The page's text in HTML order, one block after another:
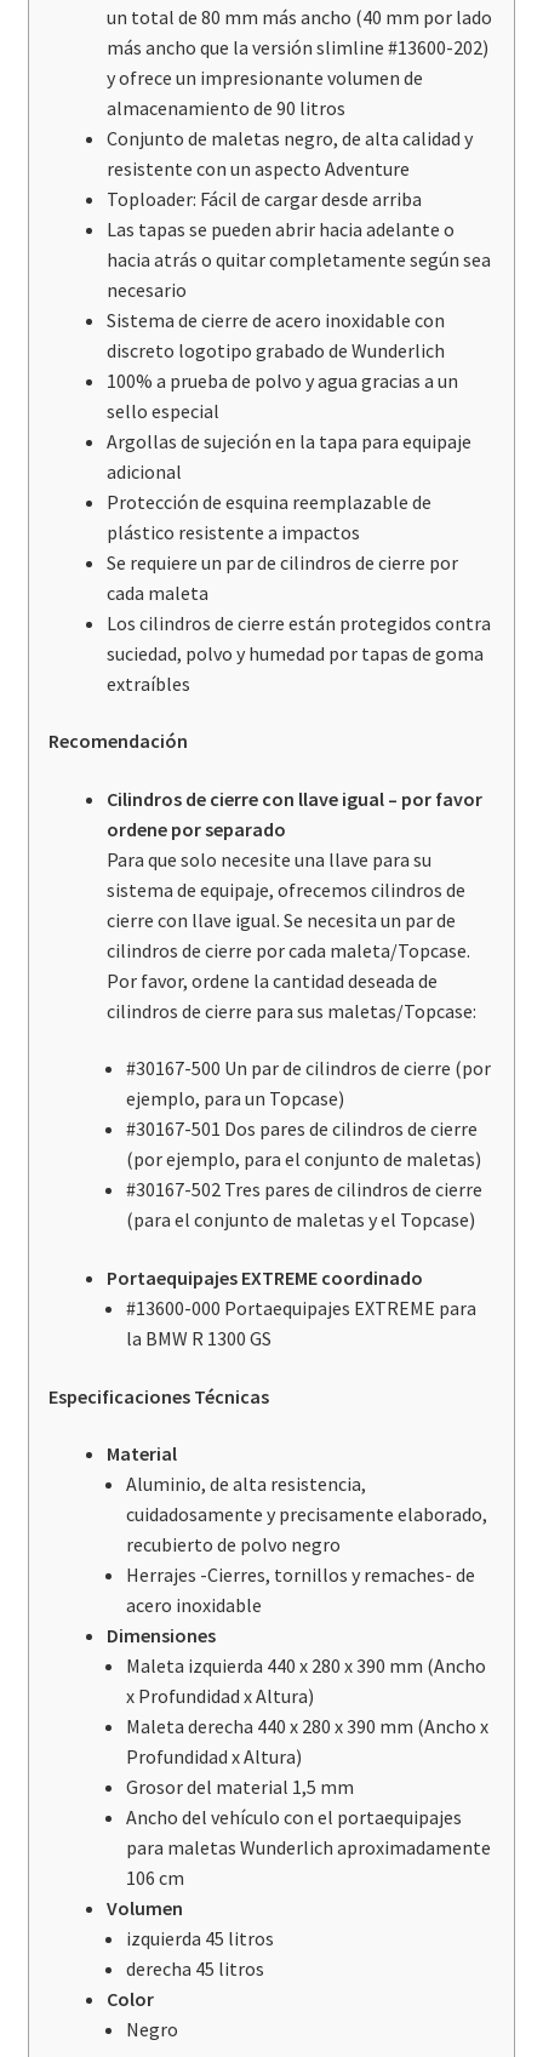
un total de 80 mm más ancho (40 mm por lado
más ancho que la versión slimline #13600-202)
y ofrece un impresionante volumen de
almacenamiento de 90 litros
Conjunto de maletas negro, de alta calidad y
resistente con un aspecto Adventure
Toploader: Fácil de cargar desde arriba
Las tapas se pueden abrir hacia adelante o
hacia atrás o quitar completamente según sea
necesario
Sistema de cierre de acero inoxidable con
discreto logotipo grabado de Wunderlich
100% a prueba de polvo y agua gracias a un
sello especial
Argollas de sujeción en la tapa para equipaje
adicional
Protección de esquina reemplazable de
plástico resistente a impactos
Se requiere un par de cilindros de cierre por
cada maleta
Los cilindros de cierre están protegidos contra
suciedad, polvo y humedad por tapas de goma
extraíbles
Recomendación
Cilindros de cierre con llave igual – por favor
ordene por separado
Para que solo necesite una llave para su
sistema de equipaje, ofrecemos cilindros de
cierre con llave igual. Se necesita un par de
cilindros de cierre por cada maleta/Topcase.
Por favor, ordene la cantidad deseada de
cilindros de cierre para sus maletas/Topcase:
#30167-500 Un par de cilindros de cierre (por
ejemplo, para un Topcase)
#30167-501 Dos pares de cilindros de cierre
(por ejemplo, para el conjunto de maletas)
#30167-502 Tres pares de cilindros de cierre
(para el conjunto de maletas y el Topcase)
Portaequipajes EXTREME coordinado
#13600-000 Portaequipajes EXTREME para
la BMW R 1300 GS
Especificaciones Técnicas
Material
Aluminio, de alta resistencia,
cuidadosamente y precisamente elaborado,
recubierto de polvo negro
Herrajes -Cierres, tornillos y remaches- de
acero inoxidable
Dimensiones
Maleta izquierda 440 x 280 x 390 mm (Ancho
x Profundidad x Altura)
Maleta derecha 440 x 280 x 390 mm (Ancho x
Profundidad x Altura)
Grosor del material 1,5 mm
Ancho del vehículo con el portaequipajes
para maletas Wunderlich aproximadamente
106 cm
Volumen
izquierda 45 litros
derecha 45 litros
Color
Negro